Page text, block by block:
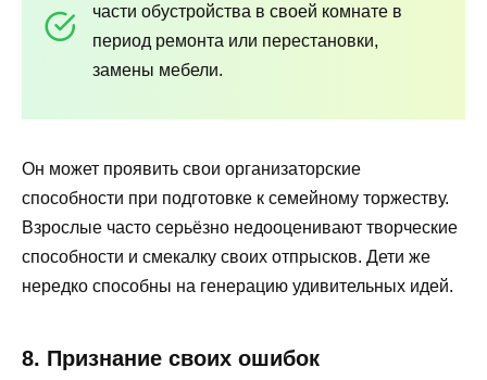
части обустройства в своей комнате в
период ремонта или перестановки,
замены мебели.
Он может проявить свои организаторские
способности при подготовке к семейному торжеству.
Взрослые часто серьёзно недооценивают творческие
способности и смекалку своих отпрысков. Дети же
нередко способны на генерацию удивительных идей.
8. Признание своих ошибок